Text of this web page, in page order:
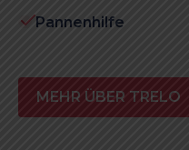
Pannenhilfe
MEHR ÜBER TRELO